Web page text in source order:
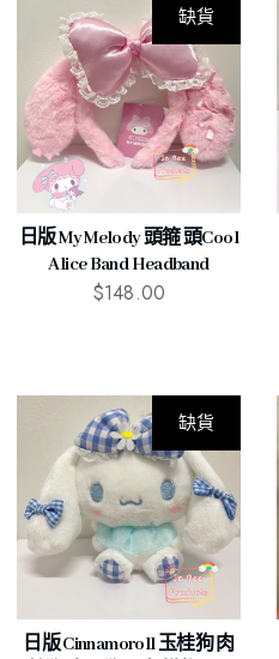
缺貨
日版 My Melody 頭箍 頭cool
Alice Band Headband
$148.00
缺貨
日版 Cinnamoroll 玉桂狗 肉